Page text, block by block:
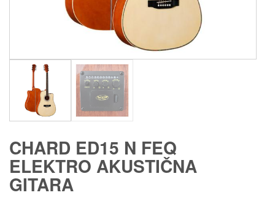
CHARD ED15 N FEQ
ELEKTRO AKUSTIČNA
GITARA